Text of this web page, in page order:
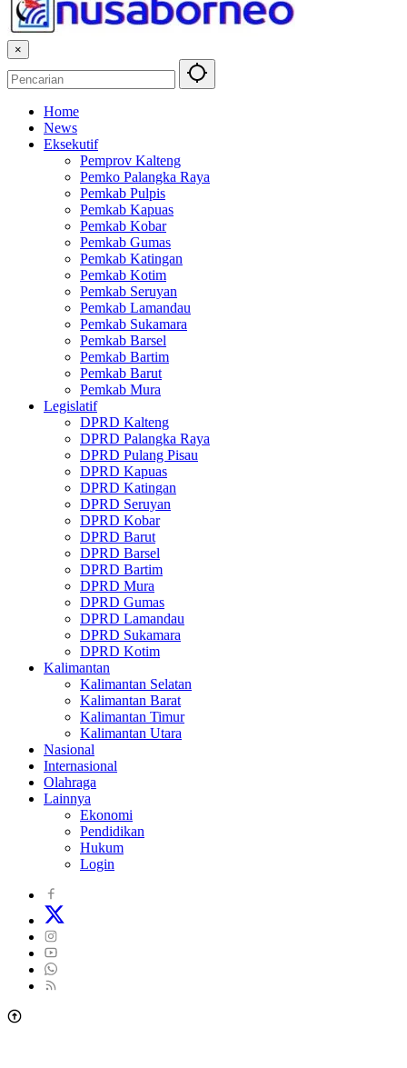
×
Home
News
Eksekutif
Pemprov Kalteng
Pemko Palangka Raya
Pemkab Pulpis
Pemkab Kapuas
Pemkab Kobar
Pemkab Gumas
Pemkab Katingan
Pemkab Kotim
Pemkab Seruyan
Pemkab Lamandau
Pemkab Sukamara
Pemkab Barsel
Pemkab Bartim
Pemkab Barut
Pemkab Mura
Legislatif
DPRD Kalteng
DPRD Palangka Raya
DPRD Pulang Pisau
DPRD Kapuas
DPRD Katingan
DPRD Seruyan
DPRD Kobar
DPRD Barut
DPRD Barsel
DPRD Bartim
DPRD Mura
DPRD Gumas
DPRD Lamandau
DPRD Sukamara
DPRD Kotim
Kalimantan
Kalimantan Selatan
Kalimantan Barat
Kalimantan Timur
Kalimantan Utara
Nasional
Internasional
Olahraga
Lainnya
Ekonomi
Pendidikan
Hukum
Login